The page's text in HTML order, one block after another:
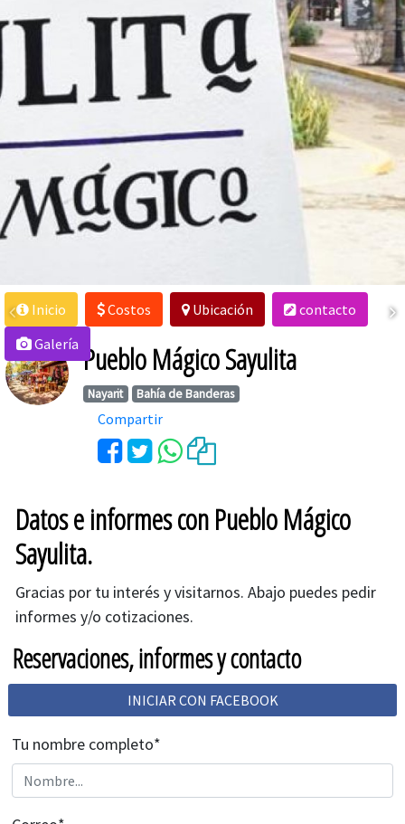
Inicio Costos Ubicación
contacto
Galería Pueblo Mágico Sayulita
Nayarit Bahía de Banderas
Compartir
Datos e informes con Pueblo Mágico
Sayulita.
Gracias por tu interés y visitarnos. Abajo puedes pedir
informes y/o cotizaciones.
Reservaciones, informes y contacto
INICIAR CON FACEBOOK
Tu nombre completo*